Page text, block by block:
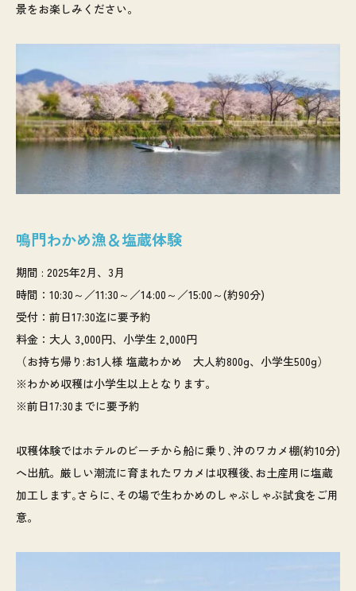
景をお楽しみください。
鳴門わかめ漁＆塩蔵体験
期間 : 2025年2月、3月
時間：10:30～／11:30～／14:00～／15:00～(約90分)
受付：前日17:30迄に要予約
料金：大人 3,000円、小学生 2,000円
（お持ち帰り:お1人様 塩蔵わかめ 大人約800g、小学生500g）
※わかめ収穫は小学生以上となります。
※前日17:30までに要予約
収穫体験ではホテルのビーチから船に乗り､沖のワカメ棚(約10分)
へ出航。厳しい潮流に育まれたワカメは収穫後､お土産用に塩蔵
加工します｡さらに､その場で生わかめのしゃぶしゃぶ試食をご用
意。